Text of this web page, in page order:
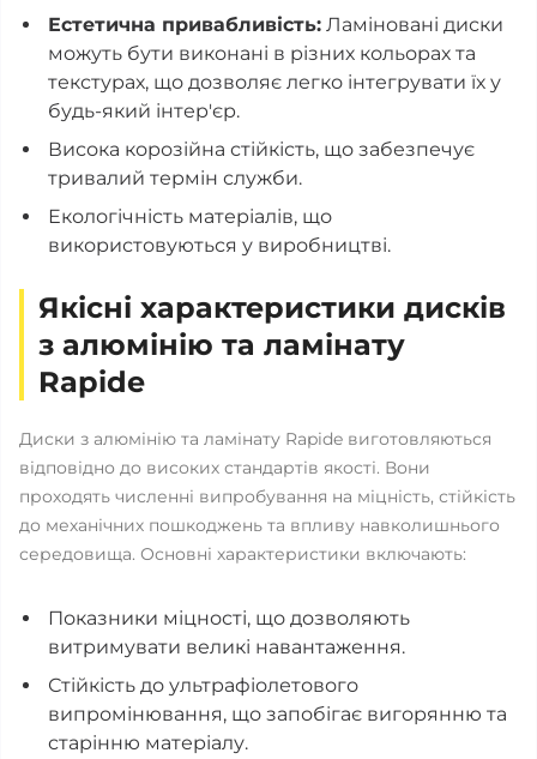
Естетична привабливість: Ламіновані диски
можуть бути виконані в різних кольорах та
текстурах, що дозволяє легко інтегрувати їх у
будь-який інтер'єр.
Висока корозійна стійкість, що забезпечує
тривалий термін служби.
Екологічність матеріалів, що
використовуються у виробництві.
Якісні характеристики дисків
з алюмінію та ламінату
Rapide
Диски з алюмінію та ламінату Rapide виготовляються
відповідно до високих стандартів якості. Вони
проходять численні випробування на міцність, стійкість
до механічних пошкоджень та впливу навколишнього
середовища. Основні характеристики включають:
Показники міцності, що дозволяють
витримувати великі навантаження.
Стійкість до ультрафіолетового
випромінювання, що запобігає вигорянню та
старінню матеріалу.